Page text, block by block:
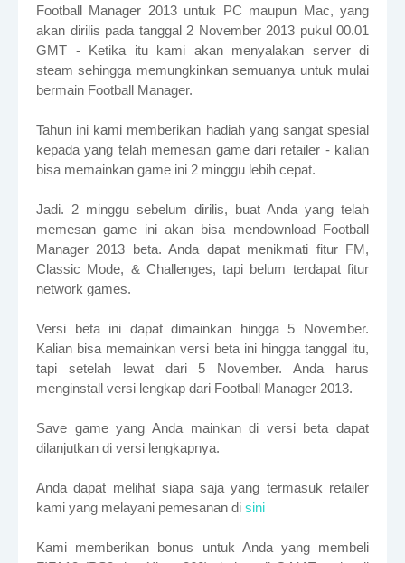
Football Manager 2013 untuk PC maupun Mac, yang
akan dirilis pada tanggal 2 November 2013 pukul 00.01
GMT - Ketika itu kami akan menyalakan server di
steam sehingga memungkinkan semuanya untuk mulai
bermain Football Manager.
Tahun ini kami memberikan hadiah yang sangat spesial
kepada yang telah memesan game dari retailer - kalian
bisa memainkan game ini 2 minggu lebih cepat.
Jadi. 2 minggu sebelum dirilis, buat Anda yang telah
memesan game ini akan bisa mendownload Football
Manager 2013 beta. Anda dapat menikmati fitur FM,
Classic Mode, & Challenges, tapi belum terdapat fitur
network games.
Versi beta ini dapat dimainkan hingga 5 November.
Kalian bisa memainkan versi beta ini hingga tanggal itu,
tapi setelah lewat dari 5 November. Anda harus
menginstall versi lengkap dari Football Manager 2013.
Save game yang Anda mainkan di versi beta dapat
dilanjutkan di versi lengkapnya.
Anda dapat melihat siapa saja yang termasuk retailer
kami yang melayani pemesanan di sini
Kami memberikan bonus untuk Anda yang membeli